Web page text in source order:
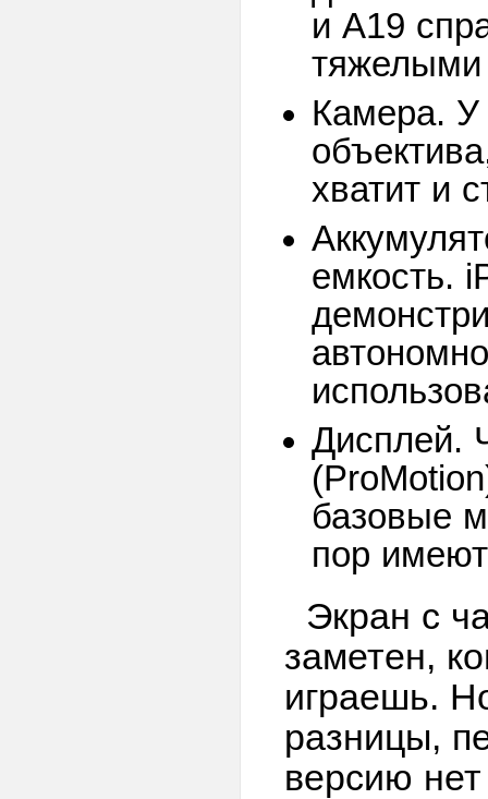
и A19
тяжелыми
Камера. У
хватит и
емкость.
Дисплей.
базовые
пор
Экран с
заметен,
играешь.
разницы,
версию